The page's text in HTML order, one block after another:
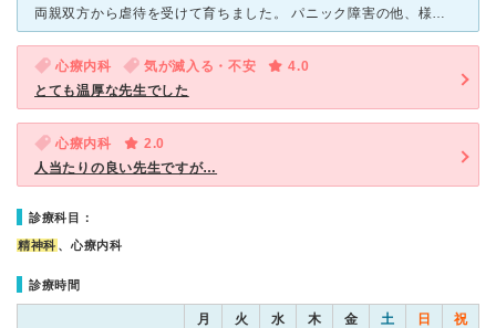
両親双方から虐待を受けて育ちました。 パニック障害の他、様々な症状を抱えています。 両親へ対する憎悪を口にすると、必ず「両親には感謝しましょう」と言われます 医師自身は、お父さまが借金して医学部
心療内科 気が滅入る・不安
4.0
とても温厚な先生でした
心療内科
2.0
人当たりの良い先生ですが…
診療科目：
精神科 、心療内科
診療時間
月 火 水 木 金 土 日 祝